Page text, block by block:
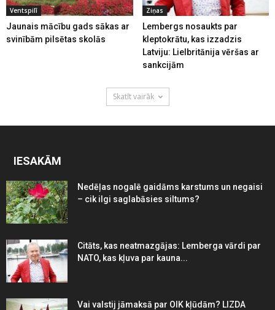
Ventspilī
Jaunais mācību gads sākas ar
svinībām pilsētas skolās
Ziņas
Lembergs nosaukts par
kleptokrātu, kas izzadzis
Latviju: Lielbritānija vēršas ar
sankcijām
Skatīt vairāk
IESAKĀM
Nedēļas nogalē gaidāms karstums un negaisi
– cik ilgi saglabāsies siltums?
Citāts, kas neatmazgājas: Lemberga vārdi par
NATO, kas kļuva par kauna...
Vai valstij jāmaksā par OIK kļūdām? LIZDA